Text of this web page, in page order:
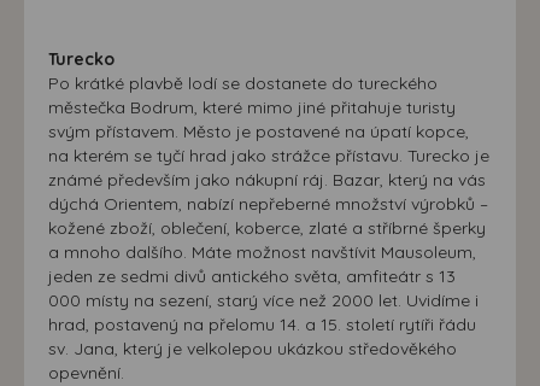
Turecko
Po krátké plavbě lodí se dostanete do tureckého
městečka Bodrum, které mimo jiné přitahuje turisty
svým přístavem. Město je postavené na úpatí kopce,
na kterém se tyčí hrad jako strážce přístavu. Turecko je
známé především jako nákupní ráj. Bazar, který na vás
dýchá Orientem, nabízí nepřeberné množství výrobků –
kožené zboží, oblečení, koberce, zlaté a stříbrné šperky
a mnoho dalšího. Máte možnost navštívit Mausoleum,
jeden ze sedmi divů antického světa, amfiteátr s 13
000 místy na sezení, starý více než 2000 let. Uvidíme i
hrad, postavený na přelomu 14. a 15. století rytíři řádu
sv. Jana, který je velkolepou ukázkou středověkého
opevnění.